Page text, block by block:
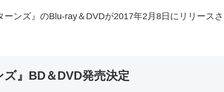
ンズ』のBlu-ray＆DVDが2017年2月8日にリリースさ
ズ』BD＆DVD発売決定